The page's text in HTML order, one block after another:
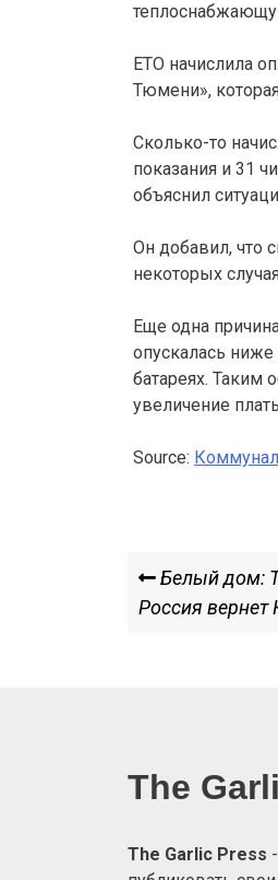
ЕТО начислила
Тюмени»,
Сколько-то
показания и 31
объяснил
Он добавил, что
некоторых
Еще одна
опускалась
батареях. Таким
увеличение
Source:
Previous
Post
Белый дом:
Россия
The
The Garlic Press